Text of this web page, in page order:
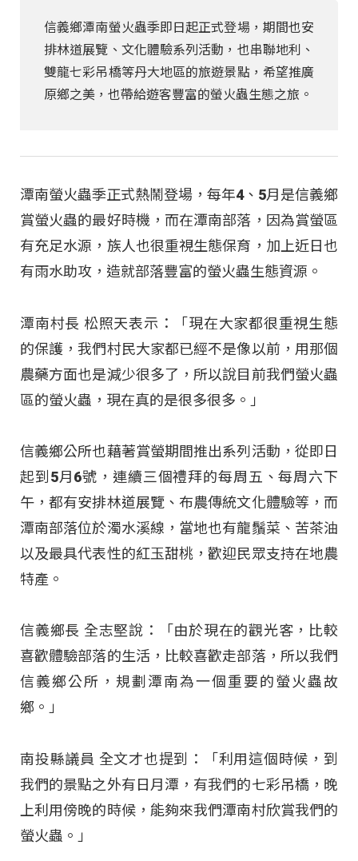
信義鄉潭南螢火蟲季即日起正式登場，期間也安
排林道展覽、文化體驗系列活動，也串聯地利、
雙龍七彩吊橋等丹大地區的旅遊景點，希望推廣
原鄉之美，也帶給遊客豐富的螢火蟲生態之旅。
潭南螢火蟲季正式熱鬧登場，每年4、5月是信義鄉
賞螢火蟲的最好時機，而在潭南部落，因為賞螢區
有充足水源，族人也很重視生態保育，加上近日也
有雨水助攻，造就部落豐富的螢火蟲生態資源。
潭南村長 松照天表示：「現在大家都很重視生態
的保護，我們村民大家都已經不是像以前，用那個
農藥方面也是減少很多了，所以說目前我們螢火蟲
區的螢火蟲，現在真的是很多很多。」
信義鄉公所也藉著賞螢期間推出系列活動，從即日
起到5月6號，連續三個禮拜的每周五、每周六下
午，都有安排林道展覽、布農傳統文化體驗等，而
潭南部落位於濁水溪線，當地也有龍鬚菜、苦茶油
以及最具代表性的紅玉甜桃，歡迎民眾支持在地農
特產。
信義鄉長 全志堅說：「由於現在的觀光客，比較
喜歡體驗部落的生活，比較喜歡走部落，所以我們
信義鄉公所，規劃潭南為一個重要的螢火蟲故
鄉。」
南投縣議員 全文才也提到：「利用這個時候，到
我們的景點之外有日月潭，有我們的七彩吊橋，晚
上利用傍晚的時候，能夠來我們潭南村欣賞我們的
螢火蟲。」